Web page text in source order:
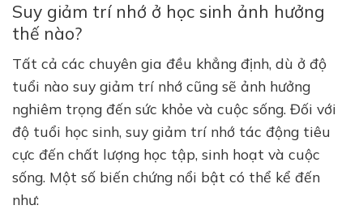
Suy giảm trí nhớ ở học sinh ảnh hưởng
thế nào?
Tất cả các chuyên gia đều khẳng định, dù ở độ
tuổi nào suy giảm trí nhớ cũng sẽ ảnh hưởng
nghiêm trọng đến sức khỏe và cuộc sống. Đối với
độ tuổi học sinh, suy giảm trí nhớ tác động tiêu
cực đến chất lượng học tập, sinh hoạt và cuộc
sống. Một số biến chứng nổi bật có thể kể đến
như: